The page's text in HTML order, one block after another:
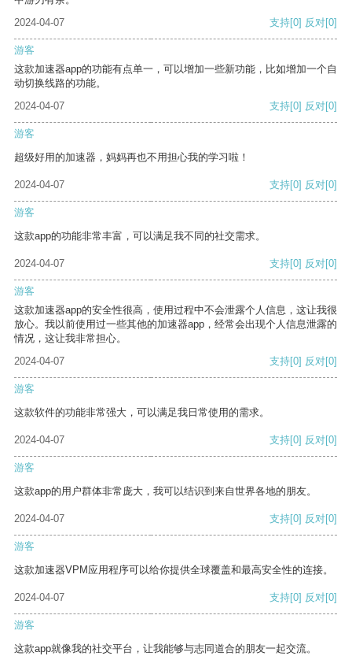
2024-04-07
支持[0] 反对[0]
游客
这款加速器app的功能有点单一，可以增加一些新功能，比如增加一个自
动切换线路的功能。
2024-04-07
支持[0] 反对[0]
游客
超级好用的加速器，妈妈再也不用担心我的学习啦！
2024-04-07 支持[0] 反对[0]
游客
这款app的功能非常丰富，可以满足我不同的社交需求。
2024-04-07 支持[0] 反对[0]
游客
这款加速器app的安全性很高，使用过程中不会泄露个人信息，这让我很
放心。我以前使用过一些其他的加速器app，经常会出现个人信息泄露的
情况，这让我非常担心。
2024-04-07
支持[0] 反对[0]
游客
这款软件的功能非常强大，可以满足我日常使用的需求。
2024-04-07 支持[0] 反对[0]
游客
这款app的用户群体非常庞大，我可以结识到来自世界各地的朋友。
2024-04-07 支持[0] 反对[0]
游客
这款加速器VPM应用程序可以给你提供全球覆盖和最高安全性的连接。
2024-04-07 支持[0] 反对[0]
游客
这款app就像我的社交平台，让我能够与志同道合的朋友一起交流。